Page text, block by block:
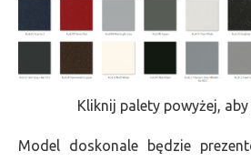
Kliknij palety powyżej,
Model doskonale będzie